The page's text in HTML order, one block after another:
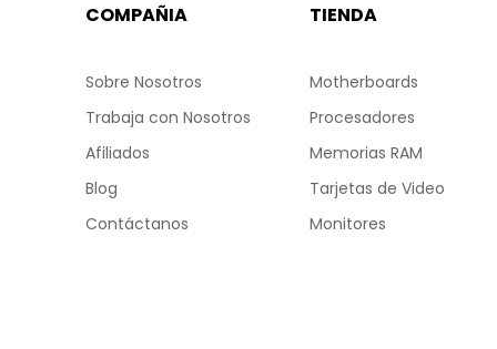
COMPAÑIA
Sobre Nosotros
Trabaja con Nosotros
Afiliados
Blog
Contáctanos
TIENDA
Motherboards
Procesadores
Memorias RAM
Tarjetas de Video
Monitores